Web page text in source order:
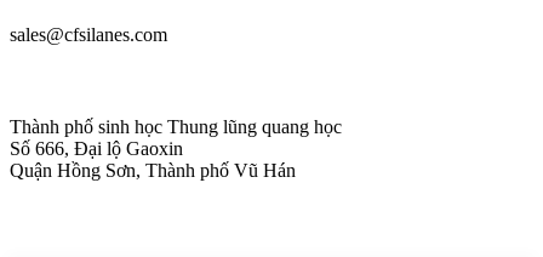
sales@cfsilanes.com
Thành phố sinh học Thung lũng quang học
Số 666, Đại lộ Gaoxin
Quận Hồng Sơn, Thành phố Vũ Hán